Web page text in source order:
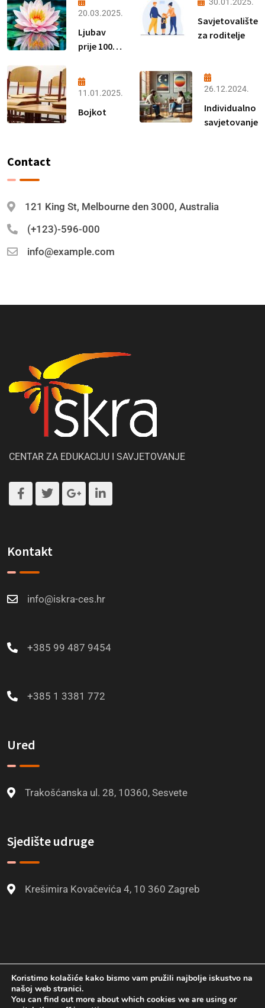
20.03.2025.
Ljubav
prije 100
Savjetovalište
za roditelje
11.01.2025.
Bojkot
26.12.2024.
Individualno
savjetovanje
Contact
121 King St, Melbourne den 3000, Australia
(+123)-596-000
info@example.com
CENTAR ZA EDUKACIJU I SAVJETOVANJE
Kontakt
info@iskra-ces.hr
+385 99 487 9454
+385 1 3381 772
Ured
Trakošćanska ul. 28, 10360, Sesvete
Sjedište udruge
Krešimira Kovačevića 4, 10 360 Zagreb
Koristimo kolačiće kako bismo vam pružili najbolje iskustvo na
našoj web stranici.
You can find out more about which cookies we are using or